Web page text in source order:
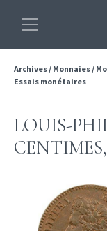
Archives/ Monnaies/
Essais monétaires
LOUIS-